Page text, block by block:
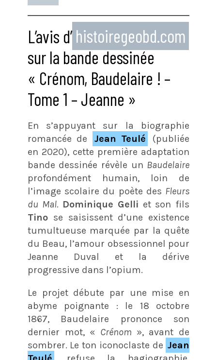
L’avis d’ histoiregeobd.com
sur la bande dessinée
« Crénom, Baudelaire ! –
Tome 1 – Jeanne »
En s’appuyant sur la biographie
romancée de
Jean Teulé
(publiée
en 2020), cette première adaptation
bande dessinée révèle un Baudelaire
profondément humain, loin de
l’image scolaire du poète des Fleurs
du Mal. Dominique Gelli et son fils
Tino se saisissent d’une existence
tumultueuse marquée par la quête
du Beau, l’amour obsessionnel pour
Jeanne Duval et la dérive
progressive dans l’opium.​
Le projet débute par une mise en
abyme poignante : le 18 octobre
1867, Baudelaire prononce son
dernier mot, « Crénom », avant de
sombrer. Le ton iconoclaste de Jean